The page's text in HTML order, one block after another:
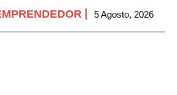
5 Agosto, 2026